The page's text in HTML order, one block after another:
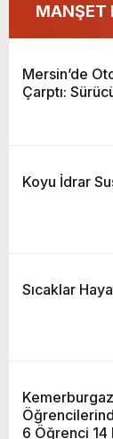
MANŞET
Mersin’de
Çarptı:
Koyu İdrar
Sıcaklar
6 Öğrenci 14